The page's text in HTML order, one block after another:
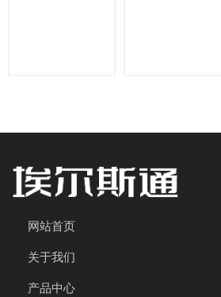
网站首页
关于我们
产品中心